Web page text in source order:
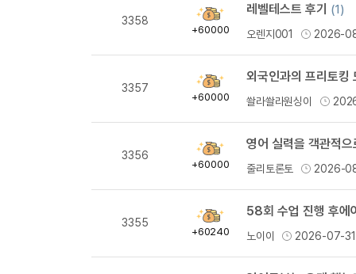
3358
획
득
+60000
레벨테스트 후기
(1)
오렌지001
2026-
3357
획
득
+60000
외국인과의 프리토킹
쏼라쏼라원싱이
3356
획
득
+60000
영어 실력을 객관적
줄리토론토 2026-
3355
획
득
+60240
58회 수업 진행 후에
노이이 2026-07-31